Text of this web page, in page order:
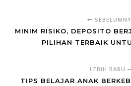
MINIM RISIKO, DEPOSITO
PILIHAN TERBAIK
LEBIH BARU
TIPS BELAJAR ANAK